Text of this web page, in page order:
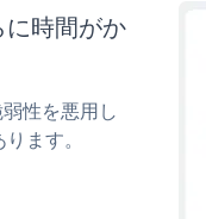
時間がか
性を悪用し
ます。